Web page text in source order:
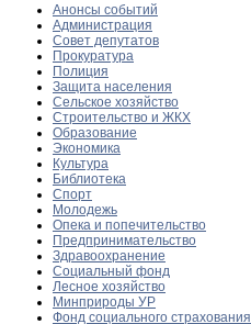
Анонсы событий
Администрация
Совет депутатов
Прокуратура
Полиция
Защита населения
Сельское хозяйство
Строительство и ЖКХ
Образование
Экономика
Культура
Библиотека
Спорт
Молодежь
Опека и попечительство
Предпринимательство
Здравоохранение
Социальный фонд
Лесное хозяйство
Минприроды УР
Фонд социального страхования